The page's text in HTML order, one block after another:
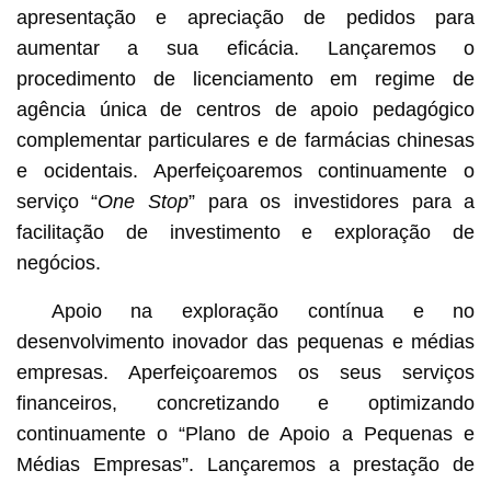
apresentação e apreciação de pedidos para
aumentar a sua eficácia. Lançaremos o
procedimento de licenciamento em regime de
agência única de centros de apoio pedagógico
complementar particulares e de farmácias chinesas
e ocidentais. Aperfeiçoaremos continuamente o
serviço “One Stop” para os investidores para a
facilitação de investimento e exploração de
negócios.
Apoio na exploração contínua e no
desenvolvimento inovador das pequenas e médias
empresas. Aperfeiçoaremos os seus serviços
financeiros, concretizando e optimizando
continuamente o “Plano de Apoio a Pequenas e
Médias Empresas”. Lançaremos a prestação de